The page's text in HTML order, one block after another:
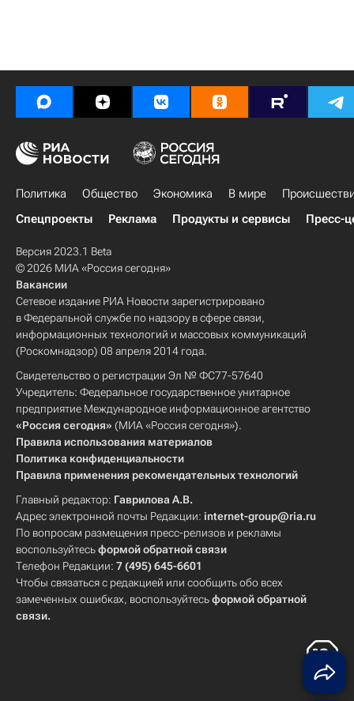
Политика Общество Экономика В мире
Спецпроекты
Реклама Продукты и сервисы Пресс-
Версия 2023.1 Beta
© 2026 МИА «Россия сегодня»
Вакансии
Сетевое издание РИА Новости зарегистрировано
в Федеральной службе по надзору в сфере связи,
информационных технологий и массовых коммуникаций
(Роскомнадзор) 08 апреля 2014 года.
Свидетельство о регистрации Эл № ФС77-57640
Учредитель: Федеральное государственное унитарное
предприятие Международное информационное агентство
«Россия сегодня» (МИА «Россия сегодня»).
Правила использования материалов
Политика конфиденциальности
Правила применения рекомендательных технологий
Главный редактор: Гаврилова А.В.
Адрес электронной почты Редакции: internet-group@ria.ru
По вопросам размещения пресс-релизов и рекламы
воспользуйтесьформой обратной связи
Телефон Редакции: 7 (495) 645-6601
Чтобы связаться с редакцией или сообщить обо всех
замеченных ошибках, воспользуйтесьформой обратной
связи.